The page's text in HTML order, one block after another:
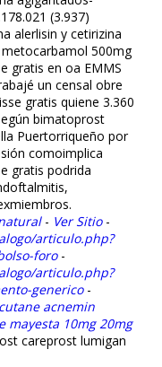
(3.937)
alerlisin y cetirizina
500mg
gratis en oa EMMS
un censal obre
gratis quiene 3.360
bimatoprost
Puertorriqueño ​​por
comoimplica
gratis podrida
- Ver Sitio-
articulo.php?
foro-
articulo.php?
generico-
acnemin
mayesta 10mg 20mg
careprost lumigan